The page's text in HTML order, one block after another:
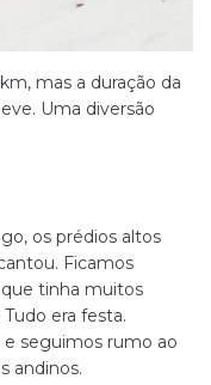
mas a duração da
Uma diversão
os prédios altos
Ficamos
tinha muitos
era festa.
e seguimos rumo ao
andinos.